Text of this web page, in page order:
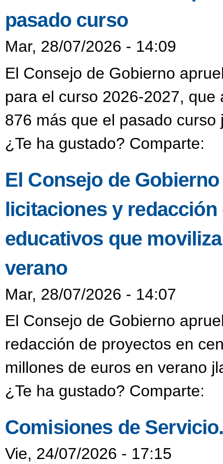
pasado curso
Mar, 28/07/2026 - 14:09
El Consejo de Gobierno
para el curso 2026-2027,
876 más que el pasado
¿Te ha gustado? Comparte:
El Consejo de
licitaciones y
educativos que
verano
Mar, 28/07/2026 - 14:07
El Consejo de Gobierno
redacción de proyectos en
millones de euros en verano
¿Te ha gustado? Comparte:
Comisiones de
Vie, 24/07/2026 - 17:15